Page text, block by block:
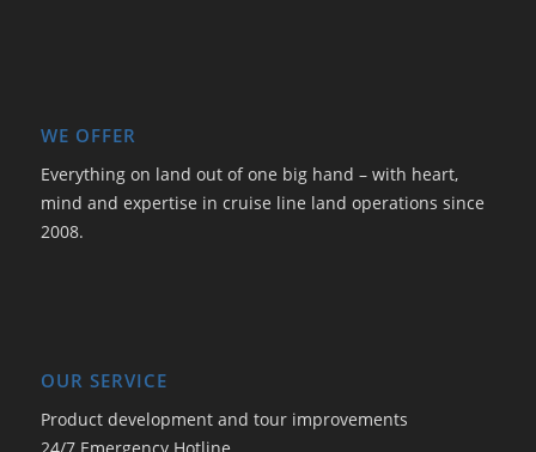
WE OFFER
Everything on land out of one big hand – with heart,
mind and expertise in cruise line land operations since
2008.
OUR SERVICE
Product development and tour improvements